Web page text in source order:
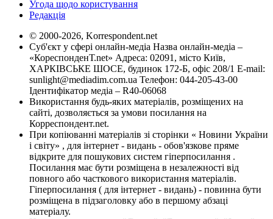
Угода щодо користування
Редакція
© 2000-2026, Korrespondent.net
Суб'єкт у сфері онлайн-медіа Назва онлайн-медіа –
«КореспонденТ.net» Адреса: 02091, місто Київ,
ХАРКІВСЬКЕ ШОСЕ, будинок 172-Б, офіс 208/1 E-mail:
sunlight@mediadim.com.ua Телефон: 044-205-43-00
Ідентифікатор медіа – R40-06068
Використання будь-яких матеріалів, розміщених на
сайті, дозволяється за умови посилання на
Корреспондент.net.
При копіюванні матеріалів зі сторінки « Новини України
і світу» , для інтернет - видань - обов'язкове пряме
відкрите для пошукових систем гіперпосилання .
Посилання має бути розміщена в незалежності від
повного або часткового використання матеріалів.
Гіперпосилання ( для інтернет - видань) - повинна бути
розміщена в підзаголовку або в першому абзаці
матеріалу.